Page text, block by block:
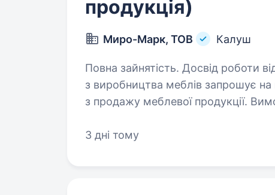
продукція)
Миро-Марк, ТОВ Калуш
Повна зайнятість. Досвід роботи від 1
з виробництва меблів запрошує
з продажу меблевої продукції. Вимоги: досвід роботи в сфері продаж ;
3 дні тому